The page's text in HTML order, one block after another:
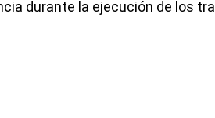
durante la ejecución de los